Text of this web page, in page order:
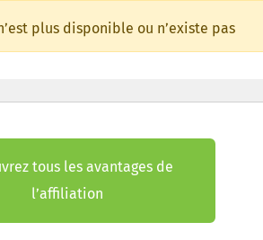
plus disponible ou n’existe pas
tous les avantages de
l’affiliation